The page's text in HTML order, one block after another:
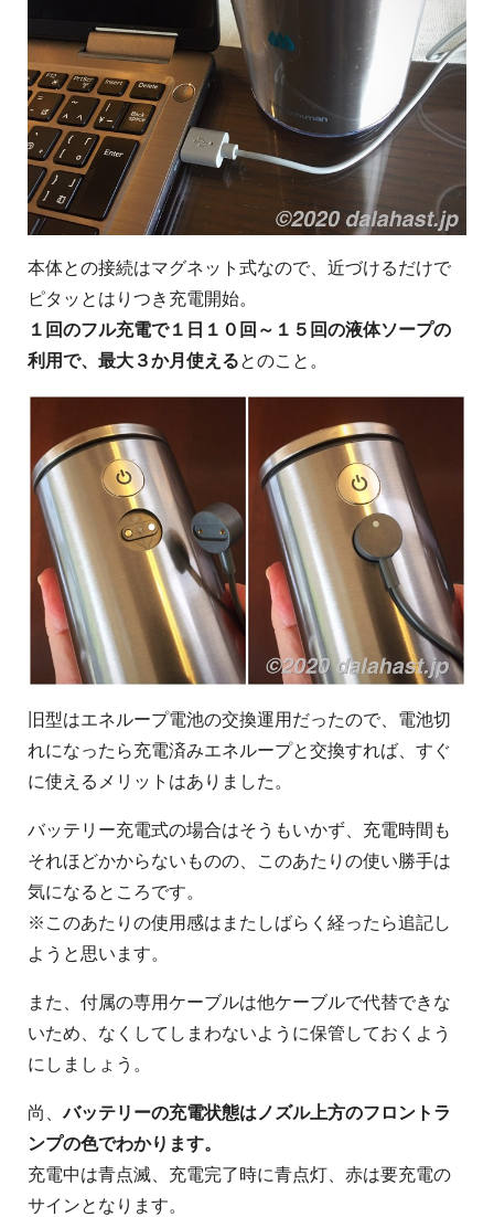
本体との接続はマグネット式なので、近づけるだけで
ピタッとはりつき充電開始。
１回のフル充電で１日１０回～１５回の液体ソープの
利用で、最大３か月使えるとのこと。
旧型はエネループ電池の交換運用だったので、電池切
れになったら充電済みエネループと交換すれば、すぐ
に使えるメリットはありました。
バッテリー充電式の場合はそうもいかず、充電時間も
それほどかからないものの、このあたりの使い勝手は
気になるところです。
※このあたりの使用感はまたしばらく経ったら追記し
ようと思います。
また、付属の専用ケーブルは他ケーブルで代替できな
いため、なくしてしまわないように保管しておくよう
にしましょう。
尚、バッテリーの充電状態はノズル上方のフロントラ
ンプの色でわかります。
充電中は青点滅、充電完了時に青点灯、赤は要充電の
サインとなります。